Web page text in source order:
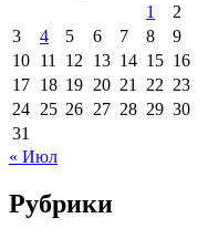
1
2
3
4 5 6 7 8
9
10 11 12 13 14 15 16
17 18 19 20 21 22 23
24 25 26 27 28 29 30
31
« Июл
Рубрики